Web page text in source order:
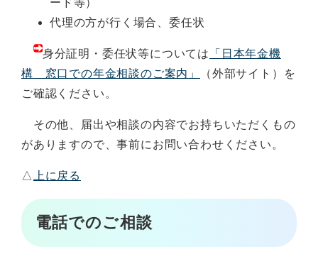
ード等）
代理の方が行く場合、委任状
身分証明・委任状等については 「 日本年金機
構 窓口での年金相談のご案内 」
（外部サイト）を
ご確認ください。
その他、届出や相談の内容でお持ちいただくもの
がありますので、事前にお問い合わせください。
△ 上に戻る
電話でのご相談